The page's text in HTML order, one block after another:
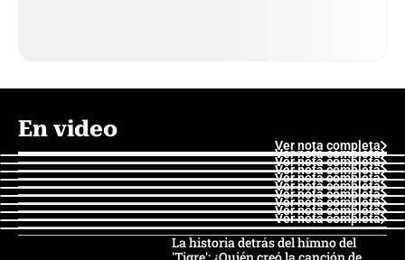
En video
Ver nota completa
Ver nota completa
Ver nota completa
Ver nota completa
Ver nota completa
Ver nota completa
Ver nota completa
Ver nota completa
Ver nota completa
Ver nota completa
La historia detrás del himno del